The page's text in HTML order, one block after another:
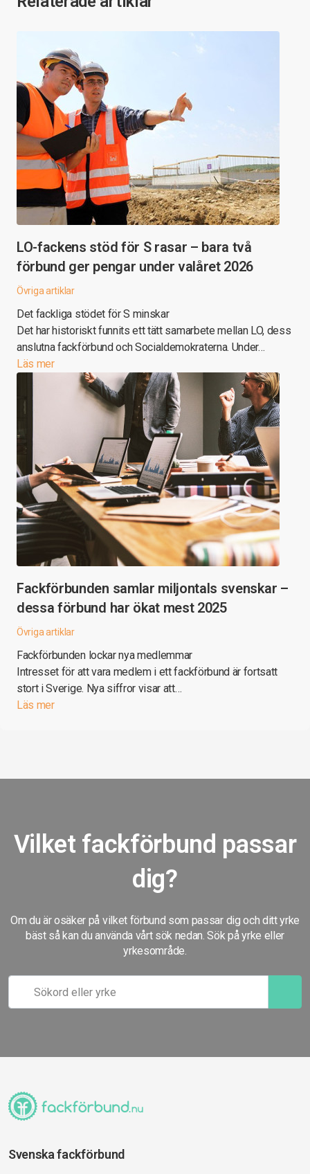
LO-fackens stöd för S rasar – bara två
förbund ger pengar under valåret 2026
Övriga artiklar
Det fackliga stödet för S minskar
Det har historiskt funnits ett tätt samarbete mellan LO, dess
anslutna fackförbund och Socialdemokraterna. Under…
Läs mer
Fackförbunden samlar miljontals svenskar –
dessa förbund har ökat mest 2025
Övriga artiklar
Fackförbunden lockar nya medlemmar
Intresset för att vara medlem i ett fackförbund är fortsatt
stort i Sverige. Nya siffror visar att…
Läs mer
Vilket fackförbund passar
dig?
Om du är osäker på vilket förbund som passar dig och ditt yrke
bäst så kan du använda vårt sök nedan. Sök på yrke eller
yrkesområde.
Svenska fackförbund